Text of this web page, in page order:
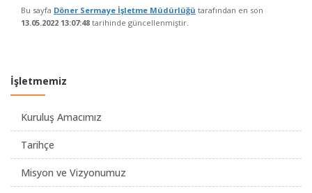
Bu sayfa Döner Sermaye İşletme Müdürlüğü tarafından en son
13.05.2022 13:07:48 tarihinde güncellenmiştir.
İşletmemiz
Kuruluş Amacımız
Tarihçe
Misyon ve Vizyonumuz